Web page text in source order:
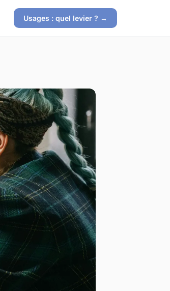
Usages : quel levier ? →